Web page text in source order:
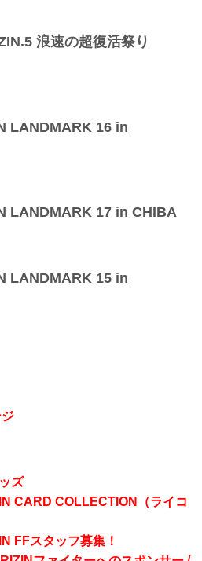
2試合／スペシャルワンマッチ 今成正
...
浪速の超復活祭り
LANDMARK 16 in
LANDMARK 17 in CHIBA
LANDMARK 15 in
ズ
CARD COLLECTION（ライコ
FFスタッフ募集！